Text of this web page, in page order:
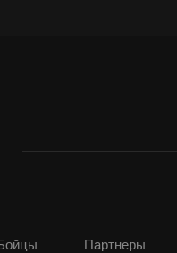
Партнеры